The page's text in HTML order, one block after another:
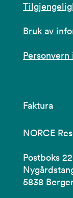
Bruk av
Personvern
Faktura
NORCE
Postboks
5838